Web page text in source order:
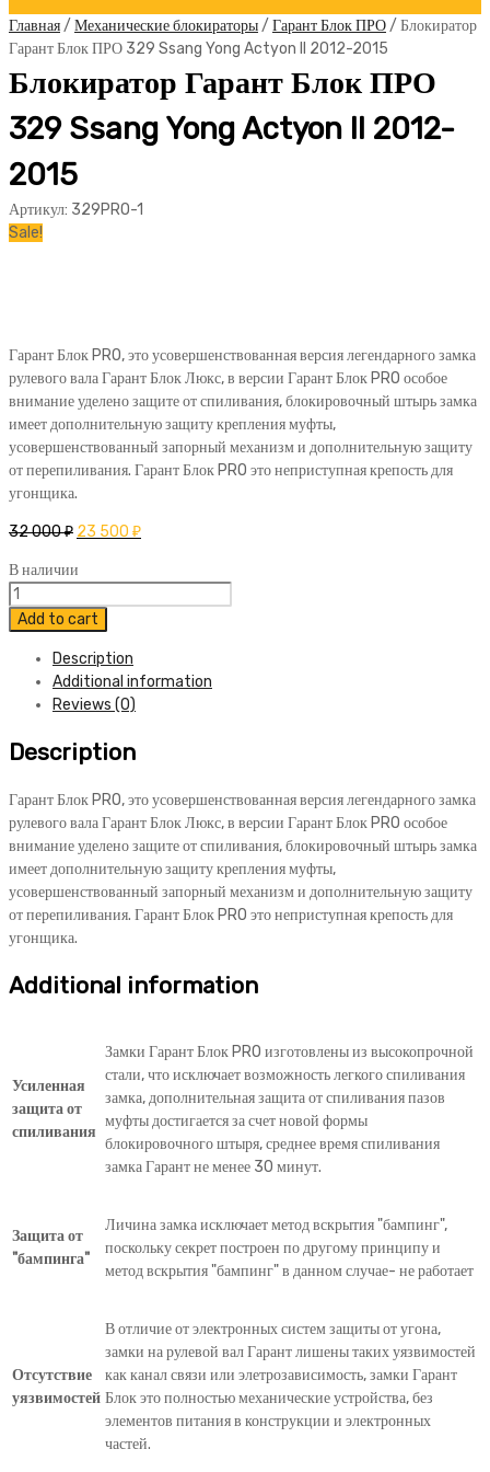
Главная/ Механические блокираторы/ Гарант Блок ПРО/ Блокиратор
Гарант Блок ПРО 329 Ssang Yong Actyon II 2012-2015
Блокиратор Гарант Блок ПРО
329 Ssang Yong Actyon II 2012-
2015
Артикул: 329PRO-1
Sale!
Гарант Блок PRO, это усовершенствованная версия легендарного замка
рулевого вала Гарант Блок Люкс, в версии Гарант Блок PRO особое
внимание уделено защите от спиливания, блокировочный штырь замка
имеет дополнительную защиту крепления муфты,
усовершенствованный запорный механизм и дополнительную защиту
от перепиливания. Гарант Блок PRO это неприступная крепость для
угонщика.
32 000₽ 23 500 ₽
В наличии
Блокиратор
Гарант
Блок
ПРО
329
Ssang
Actyon
2012-
2015
quantity
Add to cart
Description
Additional information
Reviews (0)
Description
Гарант Блок PRO, это усовершенствованная версия легендарного замка
рулевого вала Гарант Блок Люкс, в версии Гарант Блок PRO особое
внимание уделено защите от спиливания, блокировочный штырь замка
имеет дополнительную защиту крепления муфты,
усовершенствованный запорный механизм и дополнительную защиту
от перепиливания. Гарант Блок PRO это неприступная крепость для
угонщика.
Additional information
Усиленная
защита от
спиливания
Замки Гарант Блок PRO изготовлены из высокопрочной
стали, что исключает возможность легкого спиливания
замка, дополнительная защита от спиливания пазов
муфты достигается за счет новой формы
блокировочного штыря, среднее время спиливания
замка Гарант не менее 30 минут.
Защита от
"бампинга"
Личина замка исключает метод вскрытия "бампинг",
поскольку секрет построен по другому принципу и
метод вскрытия "бампинг" в данном случае- не работает
Отсутствие
уязвимостей
В отличие от электронных систем защиты от угона,
замки на рулевой вал Гарант лишены таких уязвимостей
как канал связи или элетрозависимость, замки Гарант
Блок это полностью механические устройства, без
элементов питания в конструкции и электронных
частей.